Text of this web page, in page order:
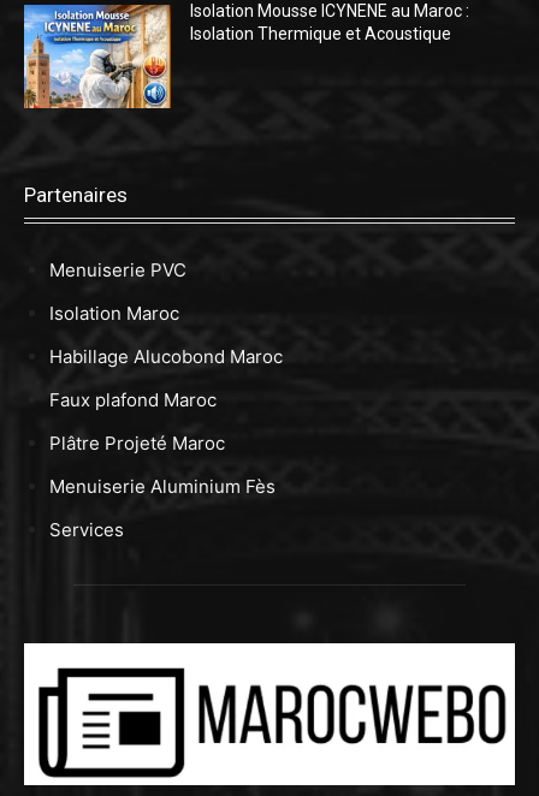
Isolation Mousse ICYNENE au Maroc :
Isolation Thermique et Acoustique
Partenaires
Menuiserie PVC
Isolation Maroc
Habillage Alucobond Maroc
Faux plafond Maroc
Plâtre Projeté Maroc
Menuiserie Aluminium Fès
Services